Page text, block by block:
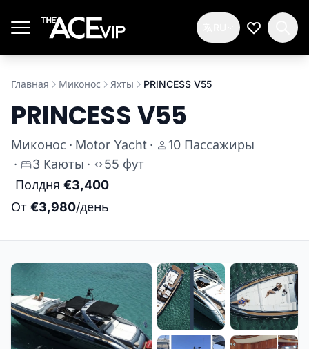
Мой
Главная Миконос Яхты PRINCESS V55
PRINCESS V55
Миконос · Motor Yacht ·
10 Пассажиры
·
3 Каюты ·
55 фут
Полдня €3,400
От €3,980/день